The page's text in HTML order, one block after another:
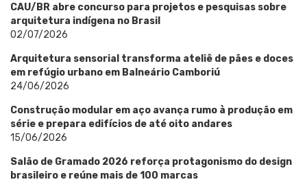
CAU/BR abre concurso para projetos e pesquisas sobre
arquitetura indígena no Brasil
02/07/2026
Arquitetura sensorial transforma ateliê de pães e doces
em refúgio urbano em Balneário Camboriú
24/06/2026
Construção modular em aço avança rumo à produção em
série e prepara edifícios de até oito andares
15/06/2026
Salão de Gramado 2026 reforça protagonismo do design
brasileiro e reúne mais de 100 marcas